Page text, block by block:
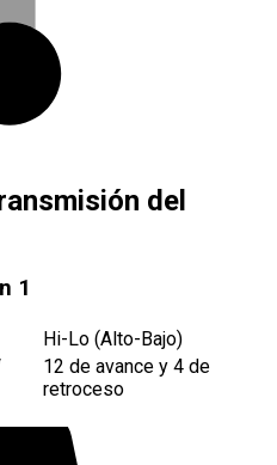
del
1
Hi-Lo (Alto-Bajo)
12 de avance y 4 de
retroceso